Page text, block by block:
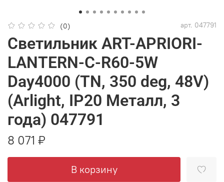
(0) арт. 047791
Светильник ART-APRIORI-
LANTERN-C-R60-5W
Day4000 (TN, 350 deg, 48V)
(Arlight, IP20 Металл, 3
года) 047791
8 071 ₽
В корзину